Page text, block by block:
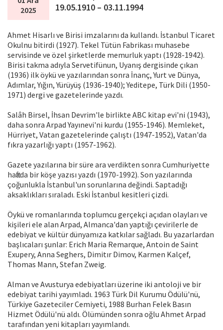
2025
19.05.1910 – 03.11.1994
Ahmet Hisarlı ve Birisi imzalarını da kullandı. İstanbul Ticaret
Okulnu bitirdi (1927). Tekel Tütün Fabrikası muhasebe
servisinde ve özel şirketlerde memurluk yaptı (1928-1942).
Birisi takma adıyla Servetifünun, Uyanış dergisinde çıkan
(1936) ilk öykü ve yazılarından sonra İnanç, Yurt ve Dünya,
Adımlar, Yığın, Yürüyüş (1936-1940); Yeditepe, Türk Dili (1950-
1971) dergi ve gazetelerinde yazdı.
Salâh Birsel, İhsan Devrim'le birlikte ABC kitap evi'ni (1943),
daha sonra Arpad Yayınevi'ni kurdu (1955-1946). Memleket,
Hürriyet, Vatan gazetelerinde çalıştı (1947-1952), Vatan'da
fıkra yazarlığı yaptı (1957-1962).
Gazete yazılarına bir süre ara verdikten sonra Cumhuriyette
haftada bir köşe yazısı yazdı (1970-1992). Son yazılarında
çoğunlukla İstanbul'un sorunlarına değindi. Saptadığı
aksaklıkları sıraladı. Eski İstanbul kesitleri çizdi.
Öykü ve romanlarında toplumcu gerçekçi açıdan olayları ve
kişileri ele alan Arpad, Almanca'dan yaptığı çevirilerle de
edebiyat ve kültür dünyamıza katkılar sağladı. Bu yazarlardan
başlıcaları şunlar: Erich Maria Remarque, Antoin de Saint
Exupery, Anna Seghers, Dimitır Dimov, Karmen Kalçef,
Thomas Mann, Stefan Zweig.
Alman ve Avusturya edebiyatları üzerine iki antoloji ve bir
edebiyat tarihi yayımladı. 1963 Türk Dil Kurumu Ödülü'nü,
Türkiye Gazeteciler Cemiyeti, 1988 Burhan Felek Basın
Hizmet Ödülü'nü aldı. Ölümünden sonra oğlu Ahmet Arpad
tarafından yeni kitapları yayımlandı.